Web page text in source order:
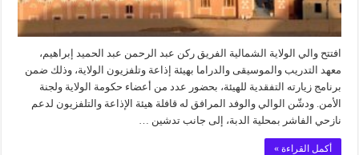
افتتح والي الولاية الشمالية الفريق ركن عبد الرحمن عبد الحميد إبراهيم،
معهد التدريب والموسيقى والدراما بهيئة إذاعة وتلفزيون الولاية، وذلك ضمن
برنامج زيارته التفقدية للهيئة، بحضور عدد من أعضاء حكومة الولاية ولجنة
الأمن. ودشّن الوالي والوفد المرافق له قافلة هيئة الإذاعة والتلفزيون لدعم
نازحي الفاشر بمحلية الدبة، إلى جانب تدشين …
أكمل القراءة »